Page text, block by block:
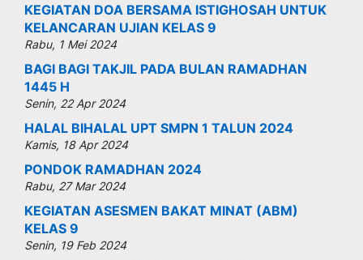
KEGIATAN DOA BERSAMA ISTIGHOSAH UNTUK
KELANCARAN UJIAN KELAS 9
Rabu, 1 Mei 2024
BAGI BAGI TAKJIL PADA BULAN RAMADHAN
1445 H
Senin, 22 Apr 2024
HALAL BIHALAL UPT SMPN 1 TALUN 2024
Kamis, 18 Apr 2024
PONDOK RAMADHAN 2024
Rabu, 27 Mar 2024
KEGIATAN ASESMEN BAKAT MINAT (ABM)
KELAS 9
Senin, 19 Feb 2024